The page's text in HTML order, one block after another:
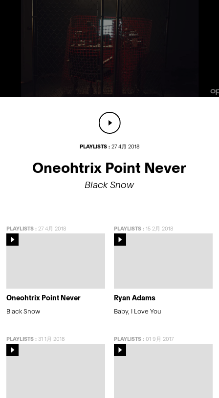
PLAYLISTS :27 4月 2018
Oneohtrix Point Never
Black Snow
PLAYLISTS : 27 4月 2018
Oneohtrix Point Never
Black Snow
PLAYLISTS:15 2月 2018
Ryan Adams
Baby, I Love You
PLAYLISTS : 31 1月 2018 PLAYLISTS:01 9月 2017